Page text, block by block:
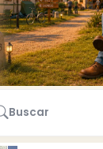
Buscar